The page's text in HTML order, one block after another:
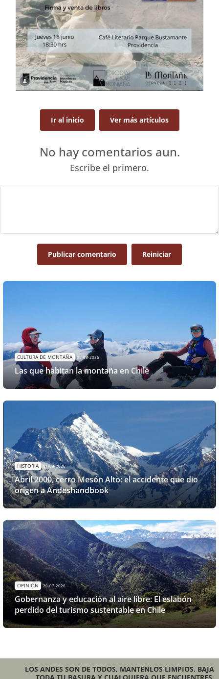
Ir al inicio Ver más artículos
No hay comentarios aun.
Escribe el primero.
Publicar comentario Reiniciar
CULTURA DE MONTAÑA 05-08-2026
Las que habitan la montaña en Chile
HISTORIA 01-08-2026
Abril 2000, cerro Mesón Alto: el accidente que dio
origen a Andeshandbook
OPINIÓN 29-07-2026
Gobernanza y educación al aire libre: El eslabón
perdido del turismo sustentable en Chile
LOS ANDES SON DE TODOS, MANTENLOS LIMPIOS. BAJA